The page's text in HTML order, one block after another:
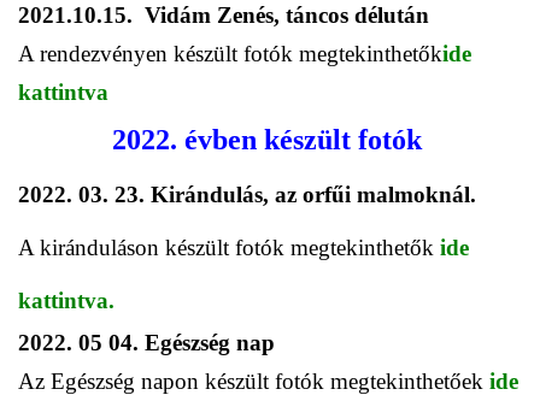
2021.10.15. Vidám Zenés, táncos délután
A rendezvényen készült fotók megtekinthetőkide
kattintva
2022. évben készült fotók
2022. 03. 23. Kirándulás, az orfűi malmoknál.
A kiránduláson készült fotók megtekinthetők ide
kattintva.
2022. 05 04. Egészség nap
Az Egészség napon készült fotók megtekinthetőek ide